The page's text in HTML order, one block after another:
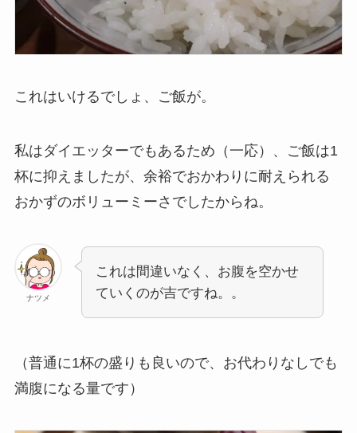
これはいけるでしょ、ご飯が。
私はダイエッターでもあるため（一応）、ご飯は1
杯に抑えましたが、余裕でおかわりに耐えられる
おかずのボリューミーさでしたからね。
ナツメ
これは間違いなく、お腹を空かせ
ていくのが吉ですね。。
（普通に1杯の盛りも良いので、お代わりなしでも
満腹になる量です）